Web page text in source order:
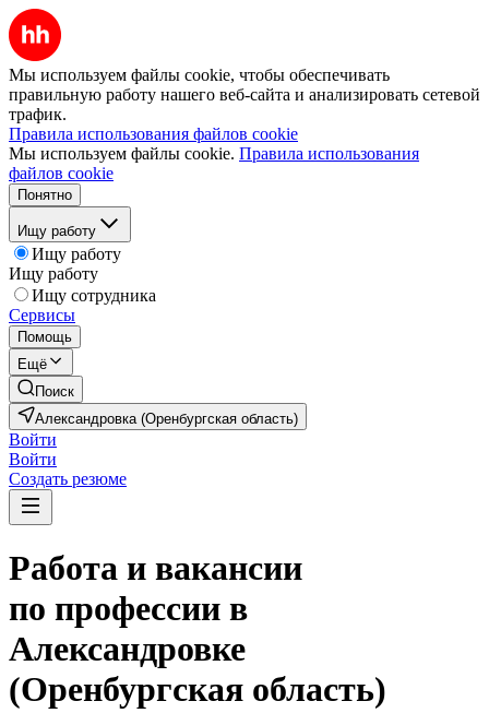
Мы используем файлы cookie, чтобы обеспечивать
правильную работу нашего веб-сайта и анализировать сетевой
трафик.
Правила использования файлов cookie
Мы используем файлы cookie. Правила использования
файлов cookie
Понятно
Ищу работу
Ищу работу
Ищу работу
Ищу сотрудника
Сервисы
Помощь
Ещё
Поиск
Александровка (Оренбургская область)
Войти
Войти
Создать резюме
Работа и вакансии
по профессии в
Александровке
(Оренбургская область)